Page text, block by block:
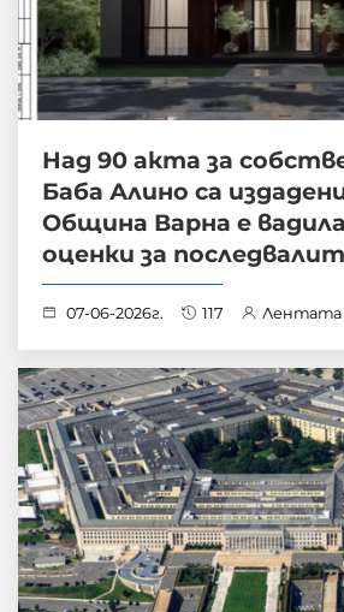
Над 90 акта за
Баба Алино са
Община Варна е
оценки за
07-06-2026г. 117 Лентата